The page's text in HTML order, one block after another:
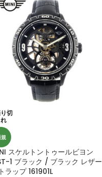
切
れ
スケルトントゥールビヨン
1 ブラック / ブラック レザー
ラップ 161901L